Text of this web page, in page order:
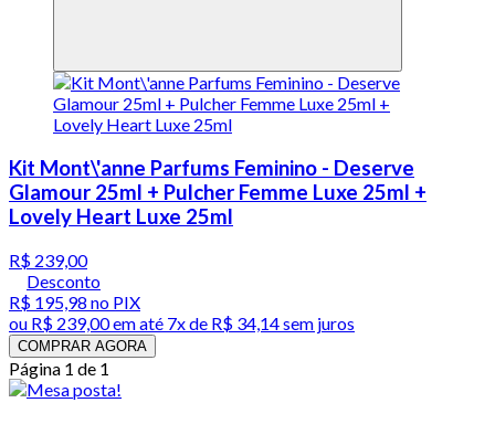
Kit Mont\'anne Parfums Feminino - Deserve
Glamour 25ml + Pulcher Femme Luxe 25ml +
Lovely Heart Luxe 25ml
R$ 239,00
Desconto
R$ 195,98 no PIX
ou R$ 239,00em até 7x de R$ 34,14 sem juros
COMPRAR AGORA
Página 1 de 1